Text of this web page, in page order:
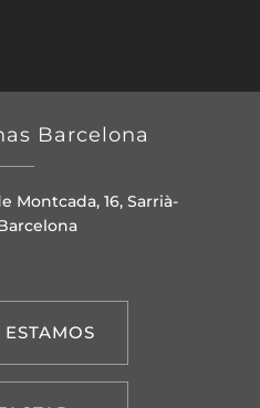
Barcelona
Montcada, 16, Sarrià-